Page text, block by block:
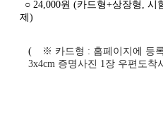
○ 24,000원 (카드형+상장형, 시
제)
( ※ 카드형 : 홈페이지에 등
3x4cm 증명사진 1장 우편도착